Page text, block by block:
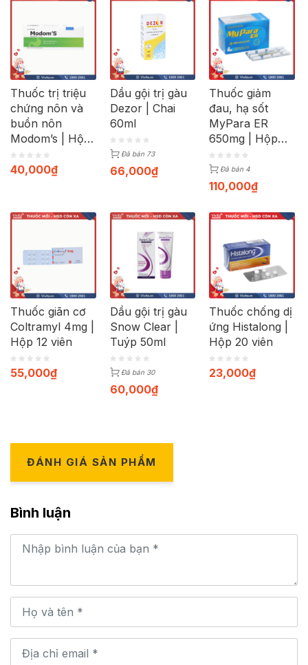
Thuốc trị triệu
chứng nôn và
buồn nôn
Modom’s | Hộp
100 viên
40,000₫
Dầu gội trị gàu
Dezor | Chai
60ml
Đã bán 73
66,000₫
Thuốc giảm
đau, hạ sốt
MyPara ER
650mg | Hộp
100 viên
Đã bán 4
110,000₫
Thuốc giãn cơ
Coltramyl 4mg |
Hộp 12 viên
55,000₫
Dầu gội trị gàu
Snow Clear |
Tuýp 50ml
Đã bán 30
60,000₫
Thuốc chống dị
ứng Histalong |
Hộp 20 viên
23,000₫
ĐÁNH GIÁ SẢN PHẨM
Bình luận